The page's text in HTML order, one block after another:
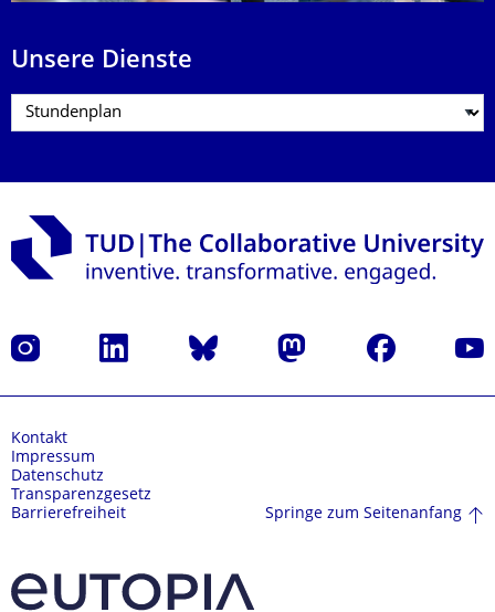
Unsere Dienste
Instagram LinkedIn Bluesky Mastodon Facebook
Kontakt
Impressum
Datenschutz
Transparenzgesetz
Barrierefreiheit
Springe zum Seitenanfang